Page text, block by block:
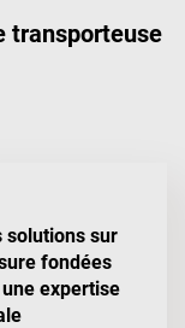
transporteuse
solutions sur
fondées
expertise